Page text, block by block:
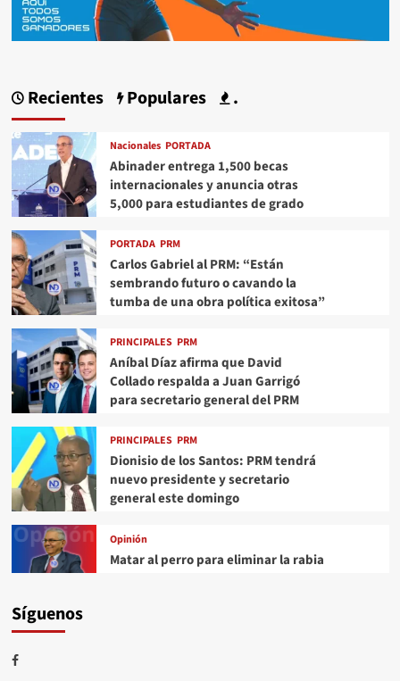
Recientes Populares .
Nacionales PORTADA
Abinader entrega 1,500 becas
internacionales y anuncia otras
5,000 para estudiantes de grado
PORTADA PRM
Carlos Gabriel al PRM: “Están
sembrando futuro o cavando la
tumba de una obra política exitosa”
PRINCIPALES PRM
Aníbal Díaz afirma que David
Collado respalda a Juan Garrigó
para secretario general del PRM
PRINCIPALES PRM
Dionisio de los Santos: PRM tendrá
nuevo presidente y secretario
general este domingo
Opinión
Matar al perro para eliminar la rabia
Síguenos